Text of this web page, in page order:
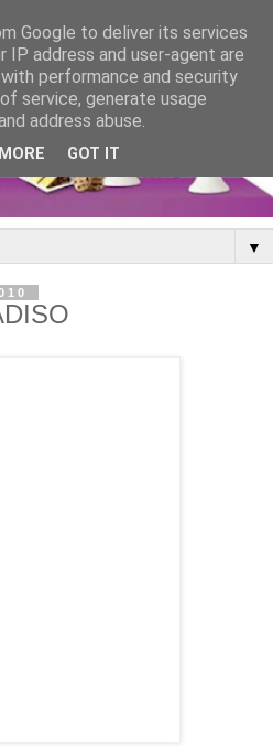
▼
Google to deliver its services
IP address and user-agent are
performance and security
service, generate usage
address abuse.
GOT IT